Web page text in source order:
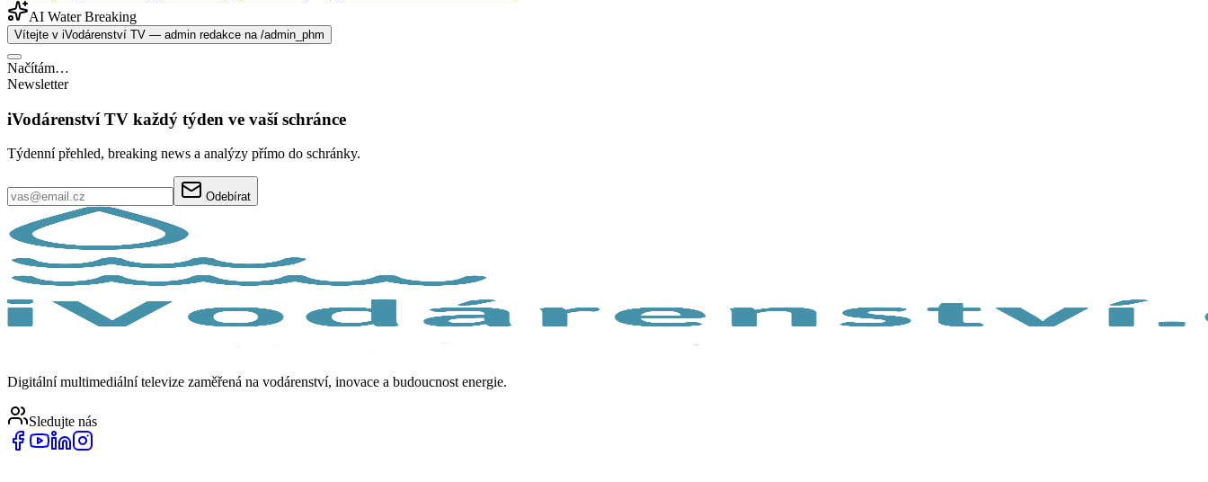
AI Water Breaking
Vítejte v iVodárenství TV — admin redakce na /admin_phm
Načítám…
Newsletter
iVodárenství TV každý týden ve vaší schránce
Týdenní přehled, breaking news a analýzy přímo do schránky.
Odebírat
Digitální multimediální televize zaměřená na vodárenství, inovace a budoucnost energie.
Sledujte nás